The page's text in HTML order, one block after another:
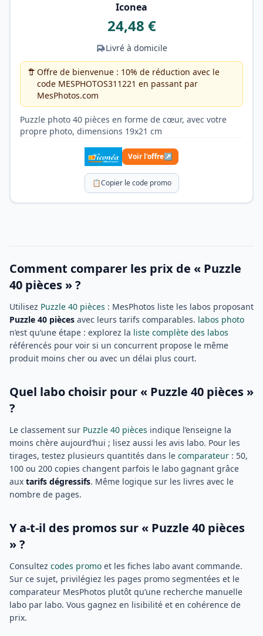
Iconea
24,48 €
Livré à domicile
Offre de bienvenue : 10% de réduction avec le
code MESPHOTOS311221 en passant par
MesPhotos.com
Puzzle photo 40 pièces en forme de cœur, avec votre
propre photo, dimensions 19x21 cm
Voir l'offre↗
📋Copier le code promo
Comment comparer les prix de « Puzzle
40 pièces » ?
Utilisez Puzzle 40 pièces : MesPhotos liste les labos proposant
Puzzle 40 pièces avec leurs tarifs comparables. labos photo
n’est qu’une étape : explorez la liste complète des labos
référencés pour voir si un concurrent propose le même
produit moins cher ou avec un délai plus court.
Quel labo choisir pour « Puzzle 40 pièces »
?
Le classement sur Puzzle 40 pièces indique l’enseigne la
moins chère aujourd’hui ; lisez aussi les avis labo. Pour les
tirages, testez plusieurs quantités dans le comparateur : 50,
100 ou 200 copies changent parfois le labo gagnant grâce
aux tarifs dégressifs. Même logique sur les livres avec le
nombre de pages.
Y a-t-il des promos sur « Puzzle 40 pièces
» ?
Consultez codes promo et les fiches labo avant commande.
Sur ce sujet, privilégiez les pages promo segmentées et le
comparateur MesPhotos plutôt qu’une recherche manuelle
labo par labo. Vous gagnez en lisibilité et en cohérence de
prix.